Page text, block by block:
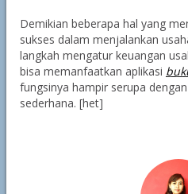
Demikian beberapa hal yang
sukses dalam menjalankan
langkah mengatur keuangan
bisa memanfaatkan aplikasi
fungsinya hampir serupa
sederhana. [het]